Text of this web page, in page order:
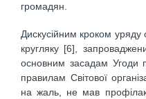
громадян.
Дискусійним кроком уряду
кругляку [6],
основним засадам Угоди
правилам Світової
на жаль, не мав